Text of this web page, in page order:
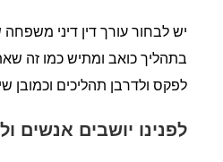
יש לבחור עורך דין דיני
בתהליך כואב ומתיש כמו זה
לפקס ולדרבן תהליכים וכמובן
לפנינו יושבים אנשים